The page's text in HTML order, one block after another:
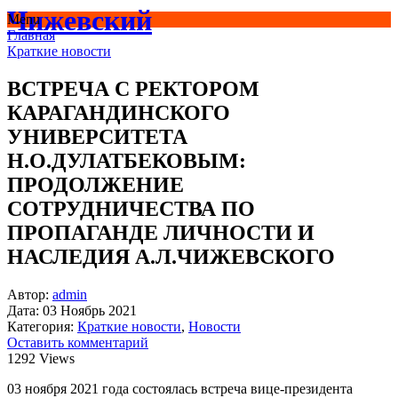
Чижевский
Menu
Главная
Краткие новости
ВСТРЕЧА С РЕКТОРОМ
КАРАГАНДИНСКОГО
УНИВЕРСИТЕТА
Н.О.ДУЛАТБЕКОВЫМ:
ПРОДОЛЖЕНИЕ
СОТРУДНИЧЕСТВА ПО
ПРОПАГАНДЕ ЛИЧНОСТИ И
НАСЛЕДИЯ А.Л.ЧИЖЕВСКОГО
Автор: admin
Дата: 03 Ноябрь 2021
Категория: Краткие новости, Новости
Оставить комментарий
1292 Views
03 ноября 2021 года состоялась встреча вице-президента